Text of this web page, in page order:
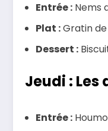
Entrée : Nems
Plat :Gratin
Dessert :
Jeudi : Les
Entrée :